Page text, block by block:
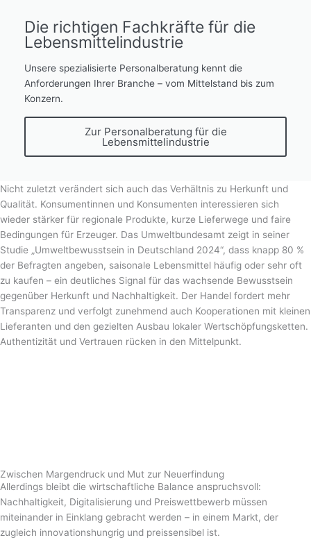
Die richtigen Fachkräfte für die
Lebensmittelindustrie
Unsere spezialisierte Personalberatung kennt die
Anforderungen Ihrer Branche – vom Mittelstand bis zum
Konzern.
Zur Personalberatung für die
Lebensmittelindustrie
Nicht zuletzt verändert sich auch das Verhältnis zu Herkunft und
Qualität. Konsumentinnen und Konsumenten interessieren sich
wieder stärker für regionale Produkte, kurze Lieferwege und faire
Bedingungen für Erzeuger. Das Umweltbundesamt zeigt in seiner
Studie „Umweltbewusstsein in Deutschland 2024“, dass knapp 80 %
der Befragten angeben, saisonale Lebensmittel häufig oder sehr oft
zu kaufen – ein deutliches Signal für das wachsende Bewusstsein
gegenüber Herkunft und Nachhaltigkeit. Der Handel fordert mehr
Transparenz und verfolgt zunehmend auch Kooperationen mit kleinen
Lieferanten und den gezielten Ausbau lokaler Wertschöpfungsketten.
Authentizität und Vertrauen rücken in den Mittelpunkt.
Zwischen Margendruck und Mut zur Neuerfindung
Allerdings bleibt die wirtschaftliche Balance anspruchsvoll:
Nachhaltigkeit, Digitalisierung und Preiswettbewerb müssen
miteinander in Einklang gebracht werden – in einem Markt, der
zugleich innovationshungrig und preissensibel ist.